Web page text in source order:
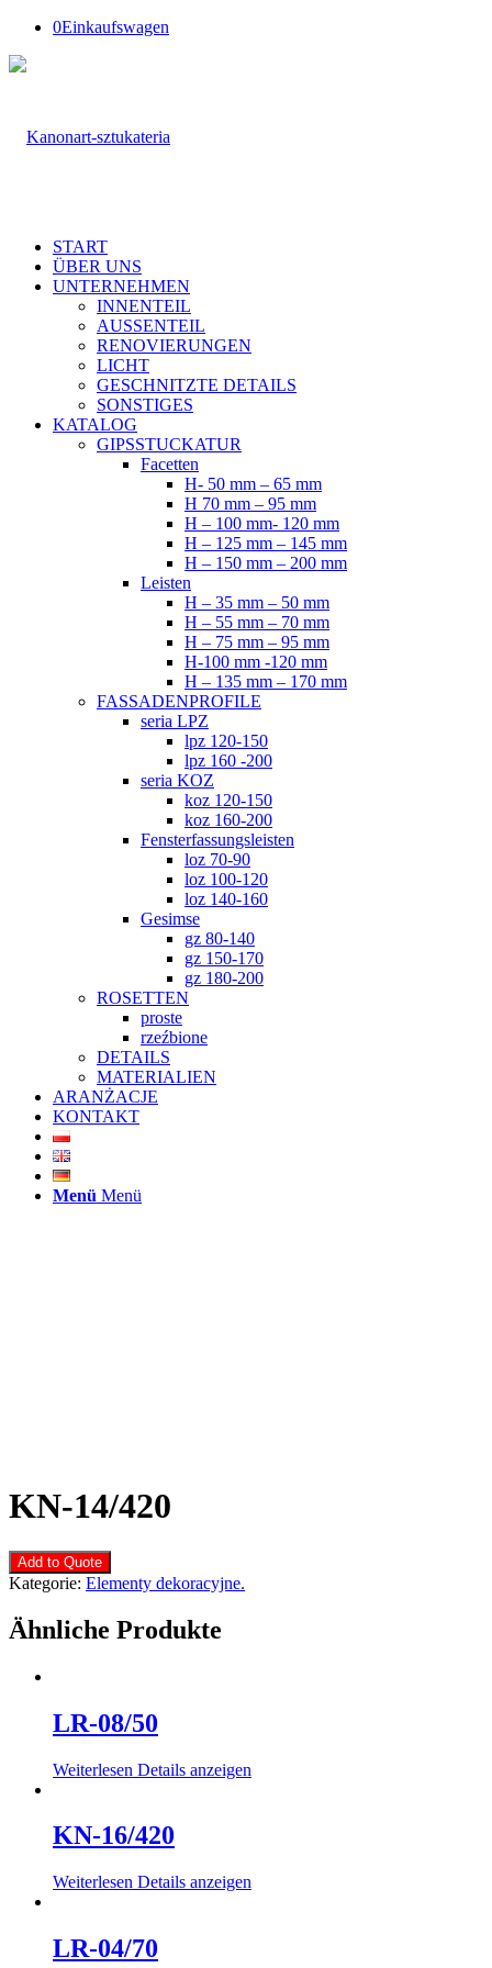
0Einkaufswagen
START
ÜBER UNS
UNTERNEHMEN
INNENTEIL
AUSSENTEIL
RENOVIERUNGEN
LICHT
GESCHNITZTE DETAILS
SONSTIGES
KATALOG
GIPSSTUCKATUR
Facetten
H- 50 mm – 65 mm
H 70 mm – 95 mm
H – 100 mm- 120 mm
H – 125 mm – 145 mm
H – 150 mm – 200 mm
Leisten
H – 35 mm – 50 mm
H – 55 mm – 70 mm
H – 75 mm – 95 mm
H-100 mm -120 mm
H – 135 mm – 170 mm
FASSADENPROFILE
seria LPZ
lpz 120-150
lpz 160 -200
seria KOZ
koz 120-150
koz 160-200
Fensterfassungsleisten
loz 70-90
loz 100-120
loz 140-160
Gesimse
gz 80-140
gz 150-170
gz 180-200
ROSETTEN
proste
rzeźbione
DETAILS
MATERIALIEN
ARANŻACJE
KONTAKT
Menü Menü
KN-14/420
Add to Quote
Kategorie: Elementy dekoracyjne.
Ähnliche Produkte
LR-08/50
Weiterlesen Details anzeigen
KN-16/420
Weiterlesen Details anzeigen
LR-04/70